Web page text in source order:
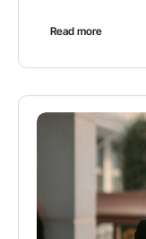
Read more